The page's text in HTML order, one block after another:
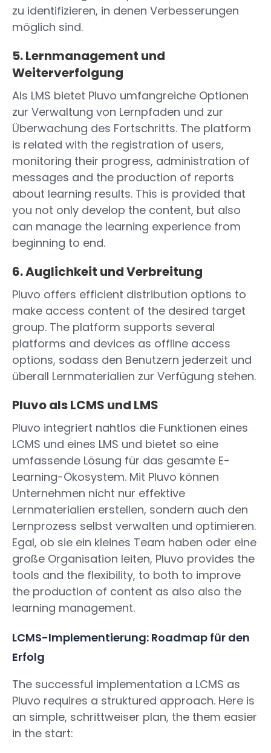
zu identifizieren, in denen Verbesserungen
möglich sind.
5. Lernmanagement und
Weiterverfolgung
Als LMS bietet Pluvo umfangreiche Optionen
zur Verwaltung von Lernpfaden und zur
Überwachung des Fortschritts. The platform
is related with the registration of users,
monitoring their progress, administration of
messages and the production of reports
about learning results. This is provided that
you not only develop the content, but also
can manage the learning experience from
beginning to end.
6. Auglichkeit und Verbreitung
Pluvo offers efficient distribution options to
make access content of the desired target
group. The platform supports several
platforms and devices as offline access
options, sodass den Benutzern jederzeit und
überall Lernmaterialien zur Verfügung stehen.
Pluvo als LCMS und LMS
Pluvo integriert nahtlos die Funktionen eines
LCMS und eines LMS und bietet so eine
umfassende Lösung für das gesamte E-
Learning-Ökosystem. Mit Pluvo können
Unternehmen nicht nur effektive
Lernmaterialien erstellen, sondern auch den
Lernprozess selbst verwalten und optimieren.
Egal, ob sie ein kleines Team haben oder eine
große Organisation leiten, Pluvo provides the
tools and the flexibility, to both to improve
the production of content as also also the
learning management.
LCMS-Implementierung: Roadmap für den
Erfolg
The successful implementation a LCMS as
Pluvo requires a struktured approach. Here is
an simple, schrittweiser plan, the them easier
in the start: